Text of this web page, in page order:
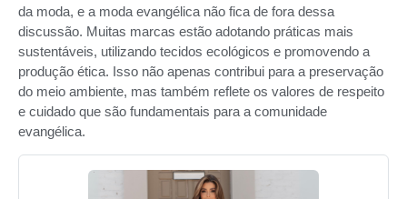
da moda, e a moda evangélica não fica de fora dessa
discussão. Muitas marcas estão adotando práticas mais
sustentáveis, utilizando tecidos ecológicos e promovendo a
produção ética. Isso não apenas contribui para a preservação
do meio ambiente, mas também reflete os valores de respeito
e cuidado que são fundamentais para a comunidade
evangélica.